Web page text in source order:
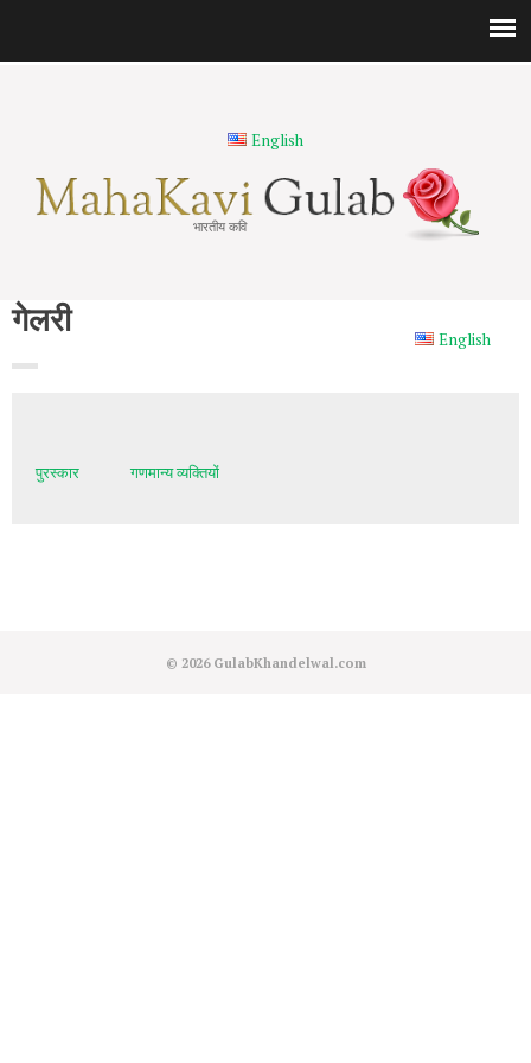
English
भारतीय कवि
English
गेलरी
पुरस्कार गणमान्य व्यक्तियों
© 2026 GulabKhandelwal.com